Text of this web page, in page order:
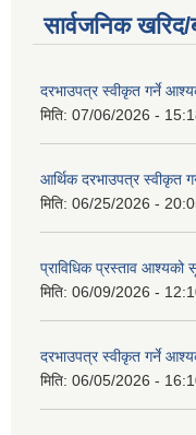
सार्वजनिक
दरभाउपत्र स्वीकृत गर्ने
मिति: 07/06/2026 -
आर्थिक दरभाउपत्र स्वीकृत
मिति: 06/25/2026 -
प्राविधिक प्रस्ताव आश्यको
मिति: 06/09/2026 -
दरभाउपत्र स्वीकृत गर्ने
मिति: 06/05/2026 -